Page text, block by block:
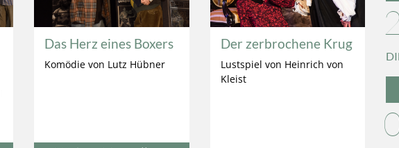
Das Herz eines Boxers
Komödie von Lutz Hübner
Der zerbrochene Krug
Lustspiel von Heinrich von
Kleist